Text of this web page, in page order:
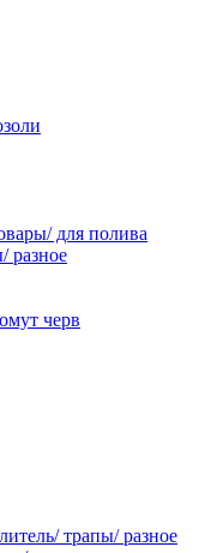
для полива
разное
черв
трапы/ разное